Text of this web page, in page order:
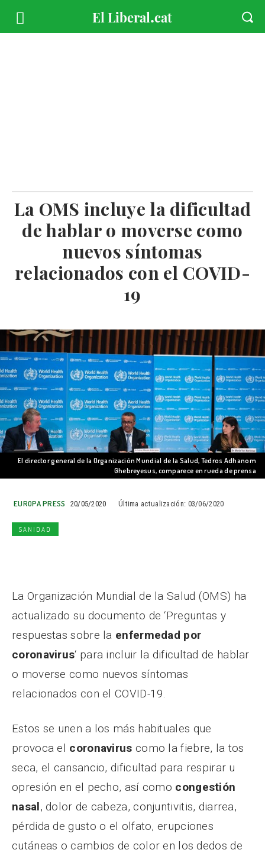
La OMS incluye la dificultad
de hablar o moverse como
nuevos síntomas
relacionados con el COVID-
19
El director general de la Organización Mundial de la Salud, Tedros Adhanom
Ghebreyesus, comparece en rueda de prensa
EUROPA PRESS 20/05/2020 Última actualización: 03/06/2020
SANIDAD
La Organización Mundial de la Salud (OMS) ha
actualizado su documento de ‘Preguntas y
respuestas sobre la enfermedad por
coronavirus‘ para incluir la dificultad de hablar
o moverse como nuevos síntomas
relacionados con el COVID-19.
Estos se unen a los más habituales que
provoca el coronavirus como la fiebre, la tos
seca, el cansancio, dificultad para respirar u
opresión en el pecho, así como congestión
nasal, dolor de cabeza, conjuntivitis, diarrea,
pérdida de gusto o el olfato, erupciones
cutáneas o cambios de color en los dedos de